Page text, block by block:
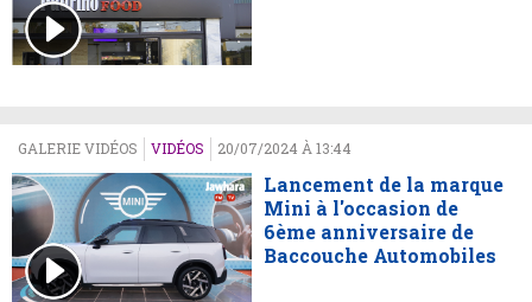
GALERIE VIDÉOS VIDÉOS 20/07/2024 À 13:44
Lancement de la marque
Mini à l'occasion de
6ème anniversaire de
Baccouche Automobiles